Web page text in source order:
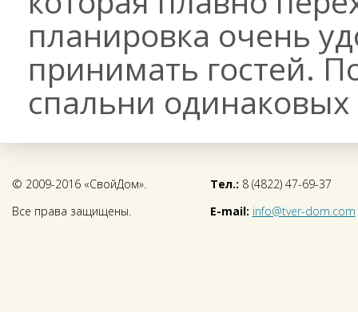
планировка очень
принимать гостей.
спальни
© 2009-2016 «СвойДом».
Все права защищены.
Тел.: 8 (4822) 47-69-37
E-mail: info@tver-dom.com